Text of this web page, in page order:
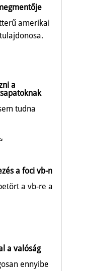
amerikai
a
tudna
a foci vb-n
a vb-re a
a valóság
ennyibe